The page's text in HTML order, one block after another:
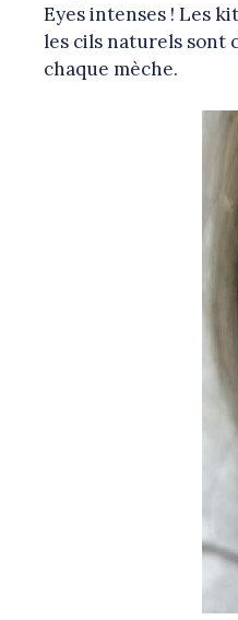
Eyes intenses ! Les
les cils naturels sont
chaque mèche.